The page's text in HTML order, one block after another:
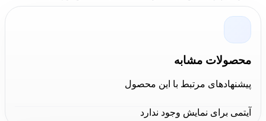
سانتی متر
به آسانی روی سطوح صاف و صیقلی سر می­‌خورد
محصولات مشابه
پیشنهادهای مرتبط با این محصول
آیتمی برای نمایش وجود ندارد